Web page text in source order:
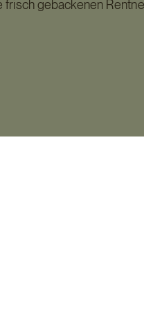
frisch gebackenen